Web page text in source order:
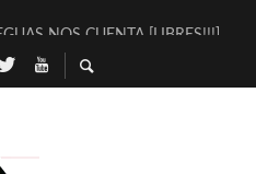
NOS CUENTA [LIBRES!!!]
DE SANDRA MONFORT
DIRECTOR TEATRAL CLAUDIO